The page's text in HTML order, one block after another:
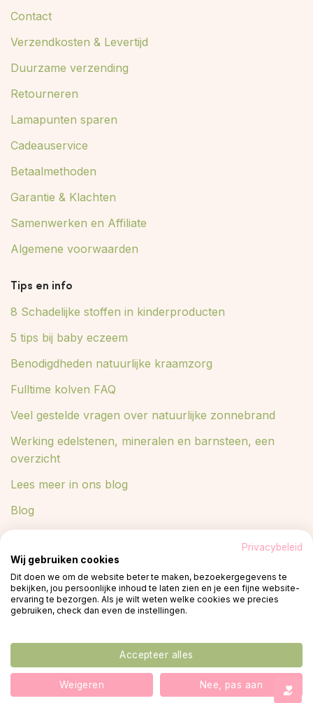
Contact
Verzendkosten & Levertijd
Duurzame verzending
Retourneren
Lamapunten sparen
Cadeauservice
Betaalmethoden
Garantie & Klachten
Samenwerken en Affiliate
Algemene voorwaarden
Tips en info
8 Schadelijke stoffen in kinderproducten
5 tips bij baby eczeem
Benodigdheden natuurlijke kraamzorg
Fulltime kolven FAQ
Veel gestelde vragen over natuurlijke zonnebrand
Werking edelstenen, mineralen en barnsteen, een
overzicht
Lees meer in ons blog
Blog
© 2026 - Privacy policy plant een boom
De waardering van www.dekleinelama.nl bij
WebwinkelKeur Reviews
is 9.7/10 gebaseerd op 4808
reviews.
Privacybeleid
Wij gebruiken cookies
Dit doen we om de website beter te maken, bezoekergegevens te
bekijken, jou persoonlijke inhoud te laten zien en je een fijne website-
ervaring te bezorgen. Als je wilt weten welke cookies we precies
gebruiken, check dan even de instellingen.
Accepteer alles
Weigeren Nee, pas aan